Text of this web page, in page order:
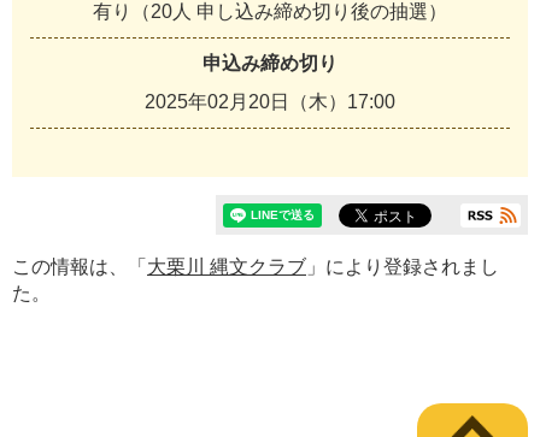
有り（20人 申し込み締め切り後の抽選）
申込み締め切り
2025年02月20日（木）17:00
この情報は、「 大栗川 縄文クラブ 」により登録されまし
た。